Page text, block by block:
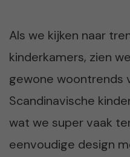
Als we kijken naar
kinderkamers, zien
gewone woontrends
Scandinavische
wat we super vaak
eenvoudige design